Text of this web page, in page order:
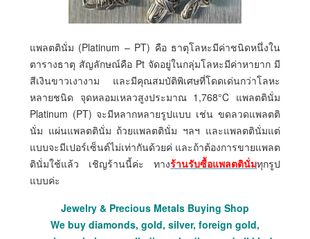
แพลตตินั่ม (Platinum – PT) คือ ธาตุโลหะมีค่าชนิดหนึ่งใน
ตารางธาตุ สัญลักษณ์คือ Pt จัดอยู่ในกลุ่มโลหะมีค่าหายาก มี
สีเงินขาวเงางาม และมีคุณสมบัติพิเศษที่โดดเด่นกว่าโลหะ
หลายชนิด จุดหลอมเหลวสูงประมาณ 1,768°C แพลตตินั่ม
Platinum (PT) จะมีหลากหลายรูปแบบ เช่น ขดลวดแพลตติ
นั่ม แผ่นแพลตตินั่ม ถ้วยแพลตตินั่ม ฯลฯ และแพลตตินั่มแต่
แบบจะมีเปอร์เซ็นต์ไม่เท่ากันด้วยค่ และถ้าต้องการขายแพลต
ตินั่มใช้แล้ว เชิญร้านนี้ค่ะ ทางร้านรับซื้อแพลตตินั่มทุกรูป
แบบค่ะ
Jewelry & Precious Metals Buying Shop
We buy diamonds, gold, silver, foreign gold,